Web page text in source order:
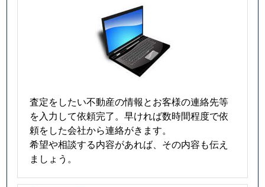
査定をしたい不動産の情報とお客様の連絡先等
を入力して依頼完了。早ければ数時間程度で依
頼をした会社から連絡がきます。
希望や相談する内容があれば、その内容も伝え
ましょう。